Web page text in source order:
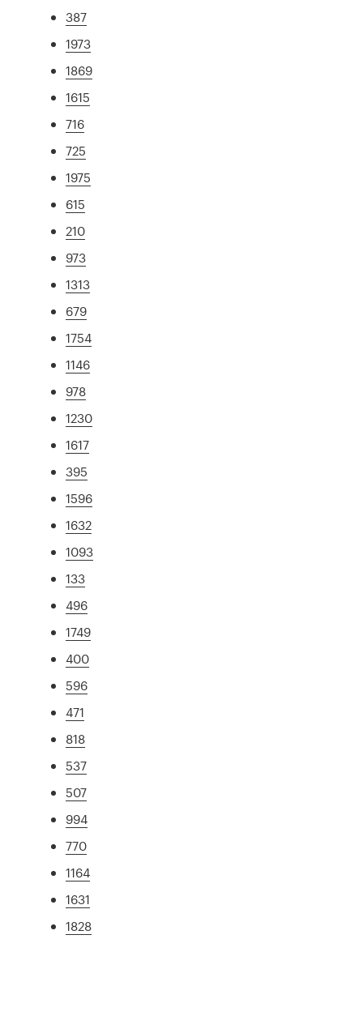
387
1973
1869
1615
716
725
1975
615
210
973
1313
679
1754
1146
978
1230
1617
395
1596
1632
1093
133
496
1749
400
596
471
818
537
507
994
770
1164
1631
1828